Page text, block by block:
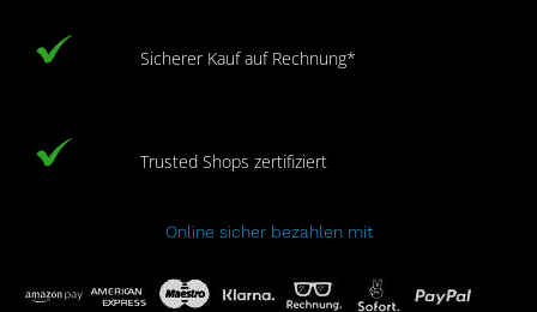
Sicherer Kauf auf Rechnung*
Trusted Shops zertifiziert
Online sicher bezahlen mit